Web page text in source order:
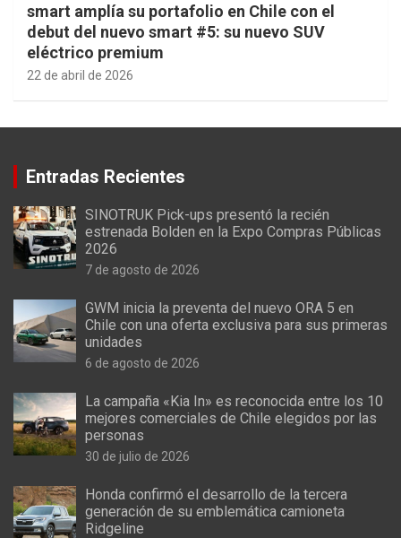
smart amplía su portafolio en Chile con el
debut del nuevo smart #5: su nuevo SUV
eléctrico premium
22 de abril de 2026
Entradas Recientes
SINOTRUK Pick-ups presentó la recién
estrenada Bolden en la Expo Compras Públicas
2026
7 de agosto de 2026
GWM inicia la preventa del nuevo ORA 5 en
Chile con una oferta exclusiva para sus primeras
unidades
6 de agosto de 2026
La campaña «Kia In» es reconocida entre los 10
mejores comerciales de Chile elegidos por las
personas
30 de julio de 2026
Honda confirmó el desarrollo de la tercera
generación de su emblemática camioneta
Ridgeline